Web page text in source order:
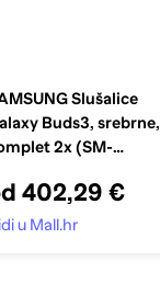
Slušalice
Buds3, srebrne,
2x (SM-
402,29 €
u Mall.hr